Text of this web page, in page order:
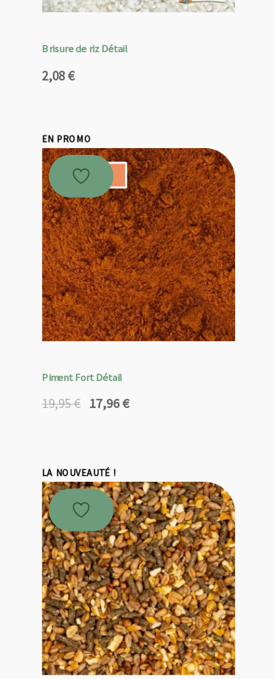
Brisure de riz Détail
2,08€
EN PROMO
Promo !
Piment Fort Détail
19,95€
Le
19,95 €.
17,96€
Le
17,96 €.
LA NOUVEAUTÉ !